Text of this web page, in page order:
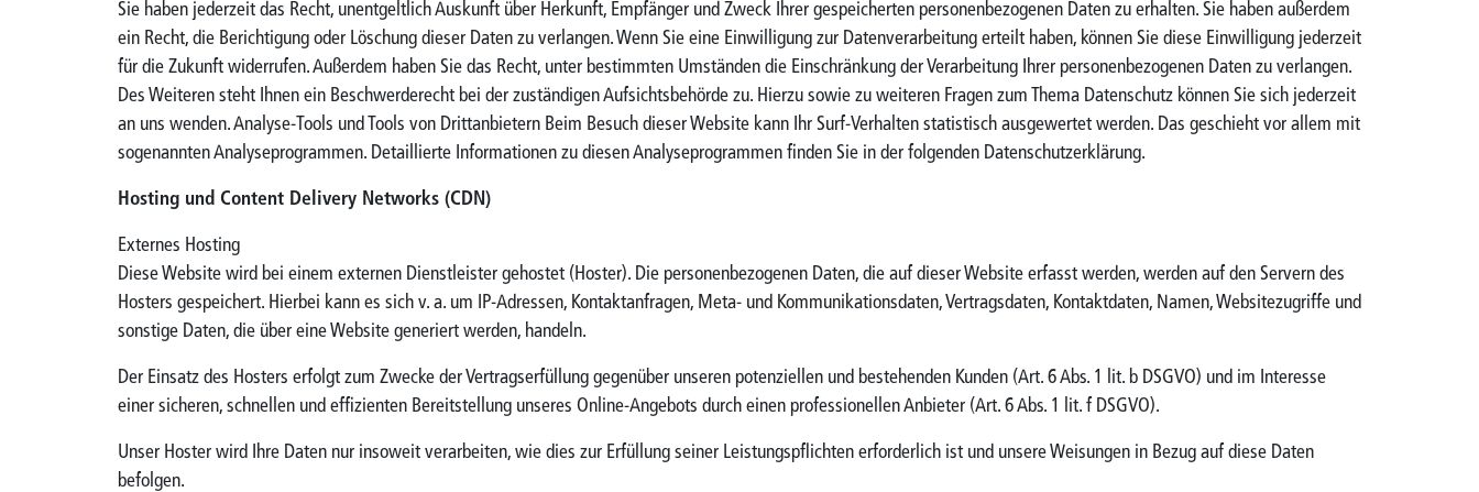
Sie haben jederzeit das Recht, unentgeltlich Auskunft über Herkunft, Empfänger und Zweck Ihrer gespeicherten personenbezogenen Daten zu erhalten. Sie haben außerdem
ein Recht, die Berichtigung oder Löschung dieser Daten zu verlangen. Wenn Sie eine Einwilligung zur Datenverarbeitung erteilt haben, können Sie diese Einwilligung jederzeit
für die Zukunft widerrufen. Außerdem haben Sie das Recht, unter bestimmten Umständen die Einschränkung der Verarbeitung Ihrer personenbezogenen Daten zu verlangen.
Des Weiteren steht Ihnen ein Beschwerderecht bei der zuständigen Aufsichtsbehörde zu. Hierzu sowie zu weiteren Fragen zum Thema Datenschutz können Sie sich jederzeit
an uns wenden. Analyse-Tools und Tools von Drittanbietern Beim Besuch dieser Website kann Ihr Surf-Verhalten statistisch ausgewertet werden. Das geschieht vor allem mit
sogenannten Analyseprogrammen. Detaillierte Informationen zu diesen Analyseprogrammen finden Sie in der folgenden Datenschutzerklärung.
Hosting und Content Delivery Networks (CDN)
Externes Hosting
Diese Website wird bei einem externen Dienstleister gehostet (Hoster). Die personenbezogenen Daten, die auf dieser Website erfasst werden, werden auf den Servern des
Hosters gespeichert. Hierbei kann es sich v. a. um IP-Adressen, Kontaktanfragen, Meta- und Kommunikationsdaten, Vertragsdaten, Kontaktdaten, Namen, Websitezugriffe und
sonstige Daten, die über eine Website generiert werden, handeln.
Der Einsatz des Hosters erfolgt zum Zwecke der Vertragserfüllung gegenüber unseren potenziellen und bestehenden Kunden (Art. 6 Abs. 1 lit. b DSGVO) und im Interesse
einer sicheren, schnellen und effizienten Bereitstellung unseres Online-Angebots durch einen professionellen Anbieter (Art. 6 Abs. 1 lit. f DSGVO).
Unser Hoster wird Ihre Daten nur insoweit verarbeiten, wie dies zur Erfüllung seiner Leistungspflichten erforderlich ist und unsere Weisungen in Bezug auf diese Daten
befolgen.